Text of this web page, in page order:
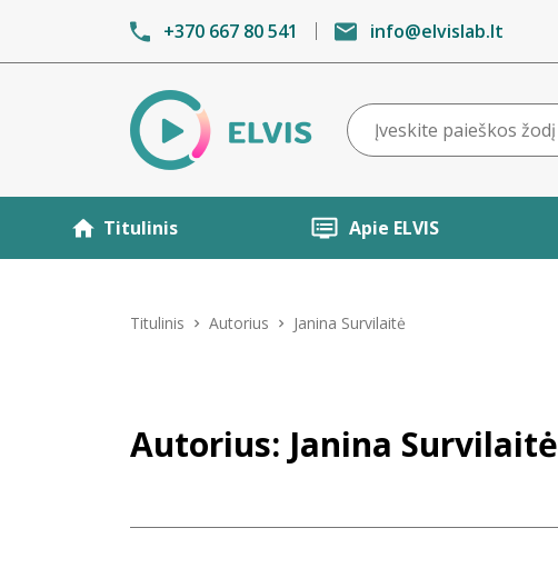
+370 667 80 541 info@elvislab.lt
Titulinis Apie ELVIS
Titulinis Autorius Janina Survilaitė
Autorius: Janina Survilaitė